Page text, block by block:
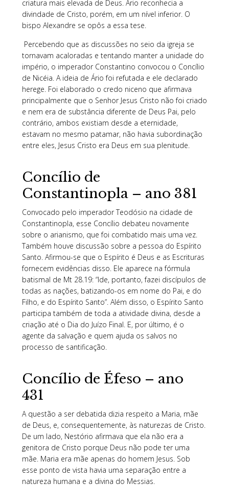
criatura mais elevada de Deus. Ário reconhecia a
divindade de Cristo, porém, em um nível inferior. O
bispo Alexandre se opôs a essa tese.
Percebendo que as discussões no seio da igreja se
tornavam acaloradas e tentando manter a unidade do
império, o imperador Constantino convocou o Concílio
de Nicéia. A ideia de Ário foi refutada e ele declarado
herege. Foi elaborado o credo niceno que afirmava
principalmente que o Senhor Jesus Cristo não foi criado
e nem era de substância diferente de Deus Pai, pelo
contrário, ambos existiam desde a eternidade,
estavam no mesmo patamar, não havia subordinação
entre eles, Jesus Cristo era Deus em sua plenitude.
Concílio de
Constantinopla – ano 381
Convocado pelo imperador Teodósio na cidade de
Constantinopla, esse Concílio debateu novamente
sobre o arianismo, que foi combatido mais uma vez.
Também houve discussão sobre a pessoa do Espírito
Santo. Afirmou-se que o Espírito é Deus e as Escrituras
fornecem evidências disso. Ele aparece na fórmula
batismal de Mt 28.19: “Ide, portanto, fazei discípulos de
todas as nações, batizando-os em nome do Pai, e do
Filho, e do Espírito Santo”. Além disso, o Espírito Santo
participa também de toda a atividade divina, desde a
criação até o Dia do Juízo Final. E, por último, é o
agente da salvação e quem ajuda os salvos no
processo de santificação.
Concílio de Éfeso – ano
431
A questão a ser debatida dizia respeito a Maria, mãe
de Deus, e, consequentemente, às naturezas de Cristo.
De um lado, Nestório afirmava que ela não era a
genitora de Cristo porque Deus não pode ter uma
mãe. Maria era mãe apenas do homem Jesus. Sob
esse ponto de vista havia uma separação entre a
natureza humana e a divina do Messias.